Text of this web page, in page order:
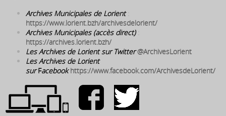
Archives Municipales de Lorient
https://www.lorient.bzh/archivesdelorient/
Archives Municipales (accès direct):
https://archives.lorient.bzh/
Les Archives de Lorient sur Twitter @ArchivesLorient
Les Archives de Lorient
sur Facebook https://www.facebook.com/ArchivesdeLorient/